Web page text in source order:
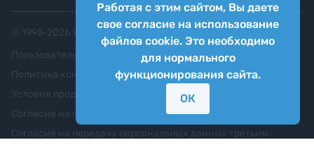
Работая с этим сайтом, Вы даете
свое согласие на использование
файлов cookie. Это необходимо
для нормального
функционирования сайта.
ОК
Яркий фотомаркет ("Яркий Мир")
Пользовательское соглашение
Политика конфиденциальности
Согласие на обработку персональных данных
Согласие на передачу персональных данных третьим